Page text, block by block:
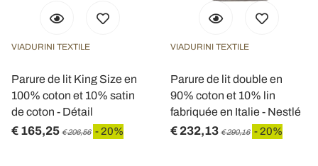
VIADURINI TEXTILE
Parure de lit King Size en
100% coton et 10% satin
de coton - Détail
€ 165,25 € 206,56 - 20%
VIADURINI TEXTILE
Parure de lit double en
90% coton et 10% lin
fabriquée en Italie - Nestlé
€ 232,13 € 290,16 - 20%